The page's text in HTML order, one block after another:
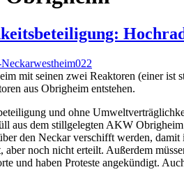
mit seinen zwei Reaktoren (einer ist
aus Obrigheim entstehen.
und ohne
aus dem stillgelegten AKW
den Neckar verschifft werden,
aber noch nicht erteilt. Außerdem
und haben Proteste angekündigt.